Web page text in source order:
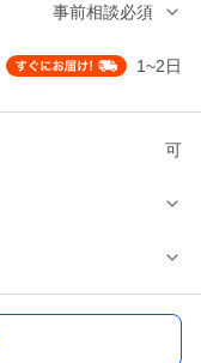
事前相談必須
1~2日
可